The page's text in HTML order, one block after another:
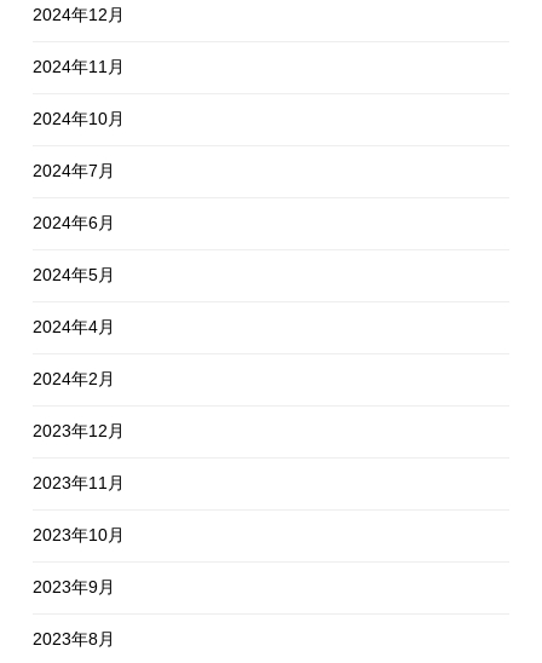
2024年12月
2024年11月
2024年10月
2024年7月
2024年6月
2024年5月
2024年4月
2024年2月
2023年12月
2023年11月
2023年10月
2023年9月
2023年8月